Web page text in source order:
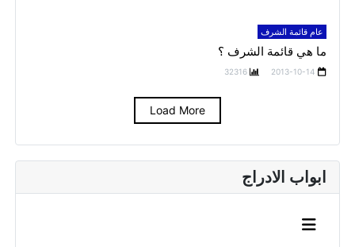
ابواب الادراج
عام قائمة الشرف
ما هي قائمة الشرف ؟
2013-10-14
32316
Load More